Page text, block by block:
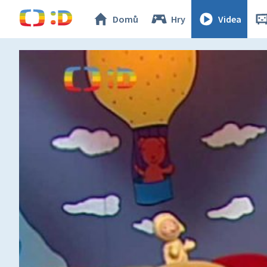
Domů Hry Videa